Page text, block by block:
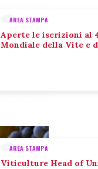
AREA STAMPA
Aperte le iscrizioni al
Mondiale della Vite e
AREA STAMPA
Viticulture Head of